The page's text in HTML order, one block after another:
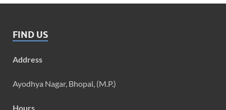
FIND US
Address
Ayodhya Nagar, Bhopal, (M.P.)
Hours